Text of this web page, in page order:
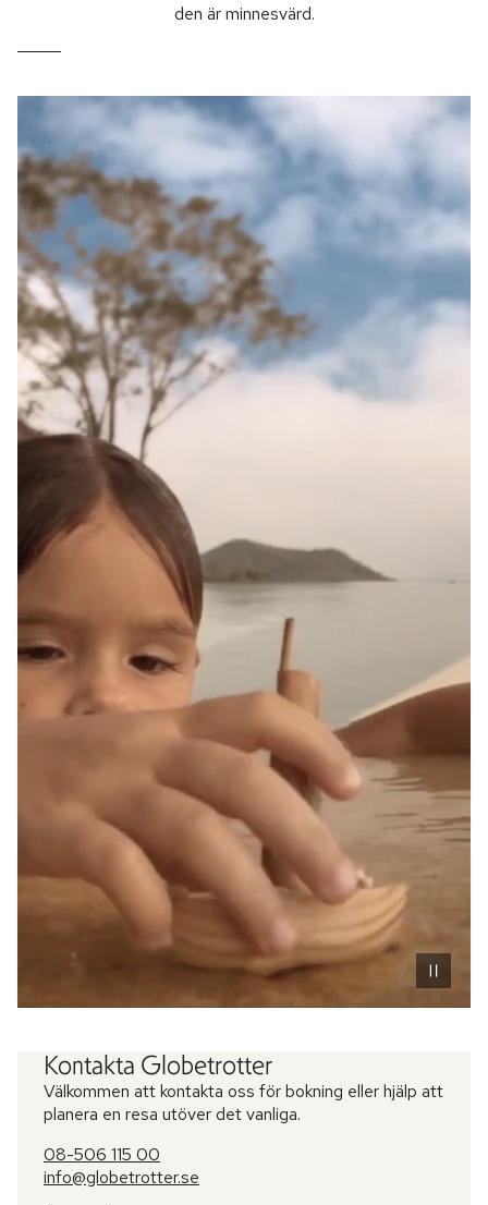
den är minnesvärd.
Kontakta Globetrotter
Välkommen att kontakta oss för bokning eller hjälp att
planera en resa utöver det vanliga.
08-506 115 00
info@globetrotter.se